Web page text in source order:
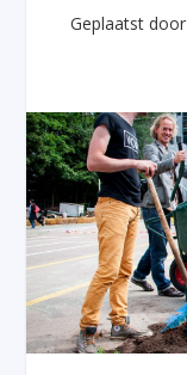
Geplaatst door